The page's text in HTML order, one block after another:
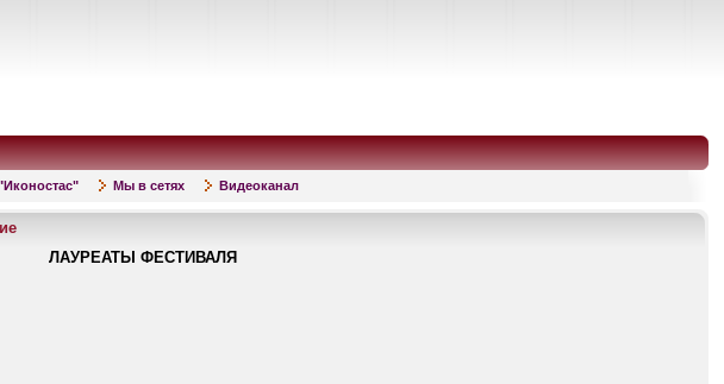
Мы в сетях Видеоканал
ЛАУРЕАТЫ ФЕСТИВАЛЯ